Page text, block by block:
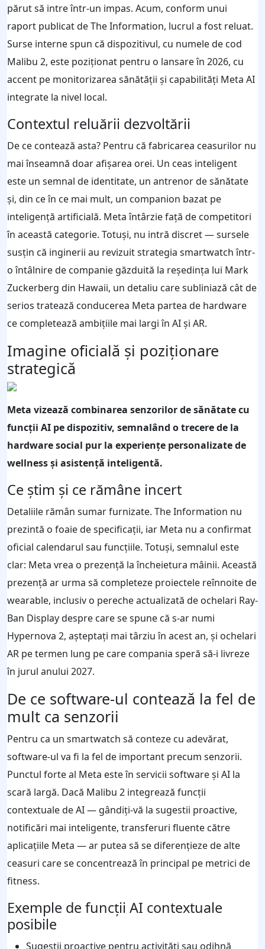
părut să intre într-un impas. Acum, conform unui
raport publicat de The Information, lucrul a fost reluat.
Surse interne spun că dispozitivul, cu numele de cod
Malibu 2, este poziționat pentru o lansare în 2026, cu
accent pe monitorizarea sănătății și capabilități Meta AI
integrate la nivel local.
Contextul reluării dezvoltării
De ce contează asta? Pentru că fabricarea ceasurilor nu
mai înseamnă doar afișarea orei. Un ceas inteligent
este un semnal de identitate, un antrenor de sănătate
și, din ce în ce mai mult, un companion bazat pe
inteligență artificială. Meta întârzie față de competitori
în această categorie. Totuși, nu intră discret — sursele
susțin că inginerii au revizuit strategia smartwatch într-
o întâlnire de companie găzduită la reședința lui Mark
Zuckerberg din Hawaii, un detaliu care subliniază cât de
serios tratează conducerea Meta partea de hardware
ce completează ambițiile mai largi în AI și AR.
Imagine oficială și poziționare
strategică
Meta vizează combinarea senzorilor de sănătate cu
funcții AI pe dispozitiv, semnalând o trecere de la
hardware social pur la experiențe personalizate de
wellness și asistență inteligentă.
Ce știm și ce rămâne incert
Detaliile rămân sumar furnizate. The Information nu
prezintă o foaie de specificații, iar Meta nu a confirmat
oficial calendarul sau funcțiile. Totuși, semnalul este
clar: Meta vrea o prezență la încheietura mâinii. Această
prezență ar urma să completeze proiectele reînnoite de
wearable, inclusiv o pereche actualizată de ochelari Ray-
Ban Display despre care se spune că s-ar numi
Hypernova 2, așteptați mai târziu în acest an, și ochelari
AR pe termen lung pe care compania speră să-i livreze
în jurul anului 2027.
De ce software-ul contează la fel de
mult ca senzorii
Pentru ca un smartwatch să conteze cu adevărat,
software-ul va fi la fel de important precum senzorii.
Punctul forte al Meta este în servicii software și AI la
scară largă. Dacă Malibu 2 integrează funcții
contextuale de AI — gândiți-vă la sugestii proactive,
notificări mai inteligente, transferuri fluente către
aplicațiile Meta — ar putea să se diferențieze de alte
ceasuri care se concentrează în principal pe metrici de
fitness.
Exemple de funcții AI contextuale
posibile
Sugestii proactive pentru activități sau odihnă